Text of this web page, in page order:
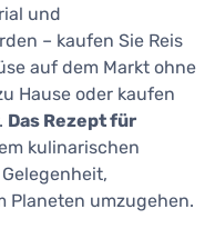
und
– kaufen Sie Reis
auf dem Markt ohne
Hause oder kaufen
Das Rezept für
kulinarischen
Planeten umzugehen.